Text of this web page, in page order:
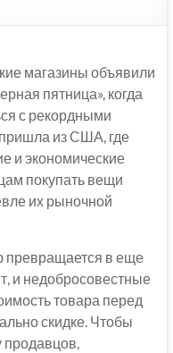
магазины объявили
пятница», когда
с рекордными
из США, где
и экономические
покупать вещи
их рыночной
превращается в еще
и недобросовестные
товара перед
скидке. Чтобы
продавцов,